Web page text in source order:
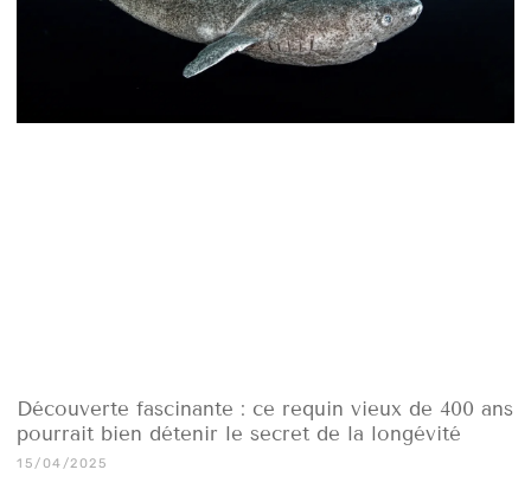
Découverte fascinante : ce requin vieux de 400 ans
pourrait bien détenir le secret de la longévité
15/04/2025